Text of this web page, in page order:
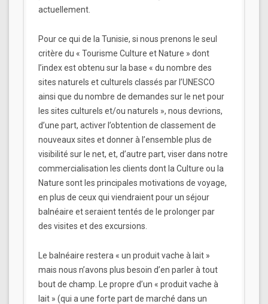
actuellement.
Pour ce qui de la Tunisie, si nous prenons le seul
critère du « Tourisme Culture et Nature » dont
l’index est obtenu sur la base « du nombre des
sites naturels et culturels classés par l’UNESCO
ainsi que du nombre de demandes sur le net pour
les sites culturels et/ou naturels », nous devrions,
d’une part, activer l’obtention de classement de
nouveaux sites et donner à l’ensemble plus de
visibilité sur le net, et, d’autre part, viser dans notre
commercialisation les clients dont la Culture ou la
Nature sont les principales motivations de voyage,
en plus de ceux qui viendraient pour un séjour
balnéaire et seraient tentés de le prolonger par
des visites et des excursions.
Le balnéaire restera « un produit vache à lait »
mais nous n’avons plus besoin d’en parler à tout
bout de champ. Le propre d’un « produit vache à
lait » (qui a une forte part de marché dans un